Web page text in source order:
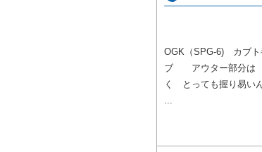
OGK（SPG-6) カブト
ブ アウター部分は
く とっても握り易い
...